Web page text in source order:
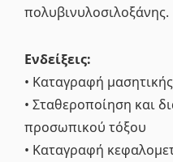
πολυβινυλοσιλοξάνης.
Ενδείξεις:
• Καταγραφή
• Σταθεροποίηση και
προσωπικού τόξου
• Καταγραφή